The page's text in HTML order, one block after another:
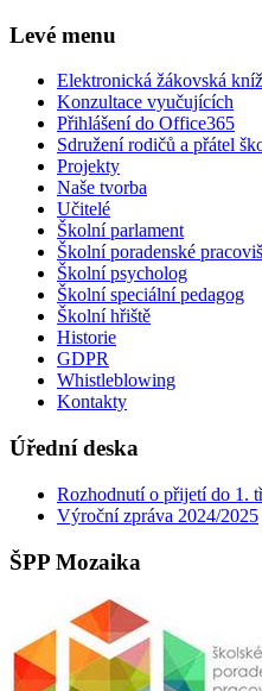
Levé menu
Elektronická žákovská
Konzultace vyučujících
Přihlášení do Office365
Sdružení rodičů a přátel
Projekty
Naše tvorba
Učitelé
Školní parlament
Školní poradenské
Školní psycholog
Školní speciální pedagog
Školní hřiště
Historie
GDPR
Whistleblowing
Kontakty
Úřední deska
Rozhodnutí o přijetí do 1.
Výroční zpráva 2024/2025
ŠPP Mozaika